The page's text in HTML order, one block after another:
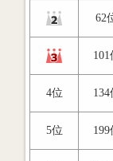
62
101
4位 134
5位 199